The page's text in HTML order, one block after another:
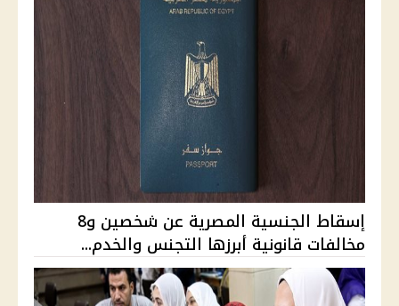
إسقاط الجنسية المصرية عن شخصين و8
مخالفات قانونية أبرزها التجنس والخدم...